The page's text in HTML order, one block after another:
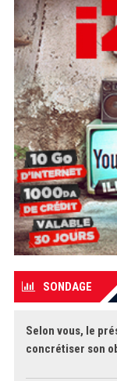
SONDAGE
Selon vous, le
concrétiser son